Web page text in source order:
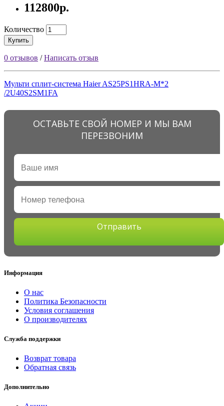
112800р.
Количество
Купить
0 отзывов /Написать отзыв
Мульти сплит-система Haier AS25PS1HRA-M*2
/2U40S2SM1FA
ОСТАВЬТЕ СВОЙ НОМЕР И МЫ ВАМ
ПЕРЕЗВОНИМ
Отправить
Информация
О нас
Политика Безопасности
Условия соглашения
О производителях
Служба поддержки
Возврат товара
Обратная связь
Дополнительно